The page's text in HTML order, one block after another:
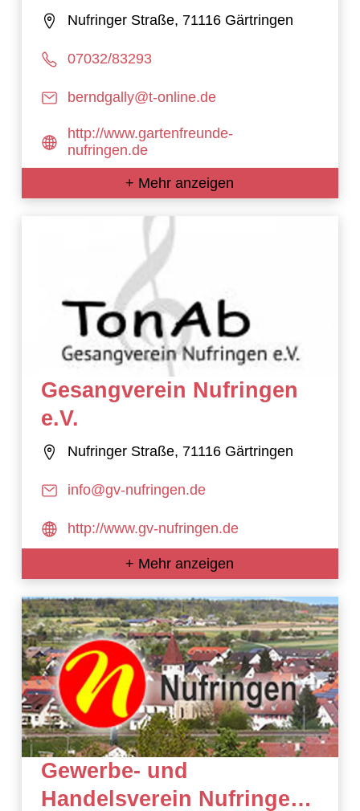
Nufringer Straße, 71116 Gärtringen
07032/83293
berndgally@t-online.de
http://www.gartenfreunde-
nufringen.de
+ Mehr anzeigen
Gesangverein Nufringen
e.V.
Nufringer Straße, 71116 Gärtringen
info@gv-nufringen.de
http://www.gv-nufringen.de
+ Mehr anzeigen
Gewerbe- und
Handelsverein Nufringen